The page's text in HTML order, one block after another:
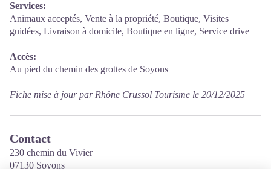
Services:
Animaux acceptés, Vente à la propriété, Boutique, Visites
guidées, Livraison à domicile, Boutique en ligne, Service drive
Accès:
Au pied du chemin des grottes de Soyons
Fiche mise à jour par Rhône Crussol Tourisme le 20/12/2025
Contact
230 chemin du Vivier
07130 Soyons